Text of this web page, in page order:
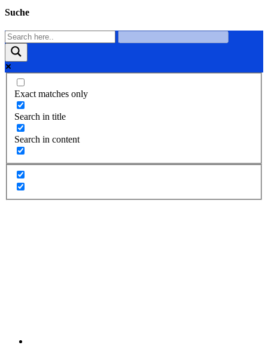
Suche
Exact matches only
Search in title
Search in content